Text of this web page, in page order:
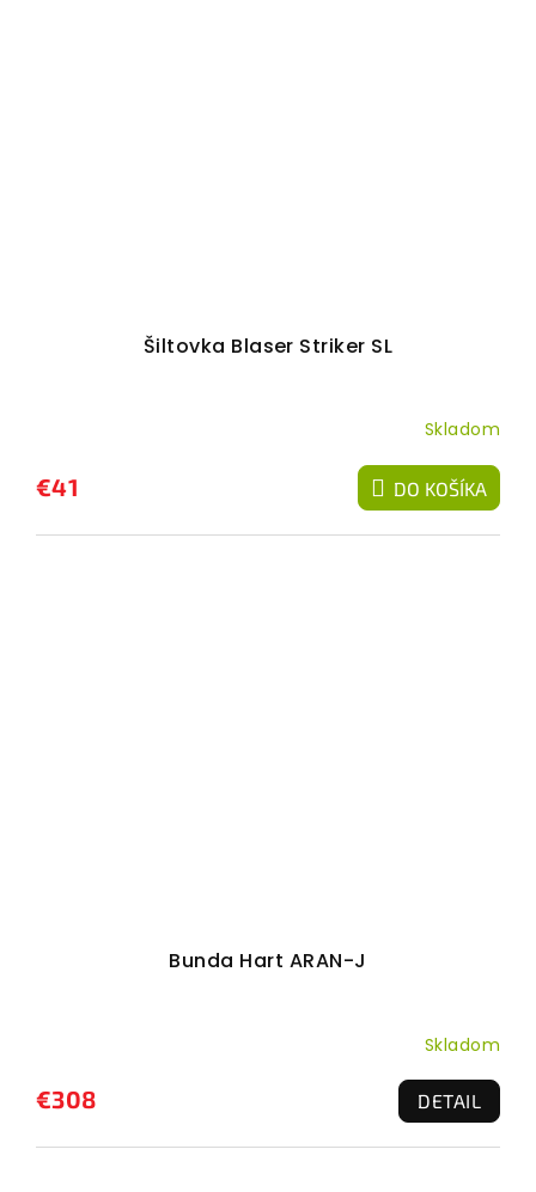
Šiltovka Blaser Striker SL
Skladom
€41 DO KOŠÍKA
Bunda Hart ARAN-J
Skladom
€308 DETAIL